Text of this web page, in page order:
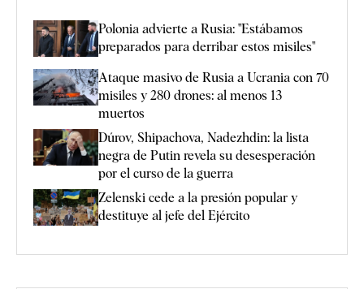
Polonia advierte a Rusia: "Estábamos
preparados para derribar estos misiles"
Ataque masivo de Rusia a Ucrania con 70
misiles y 280 drones: al menos 13
muertos
Dúrov, Shipachova, Nadezhdin: la lista
negra de Putin revela su desesperación
por el curso de la guerra
Zelenski cede a la presión popular y
destituye al jefe del Ejército